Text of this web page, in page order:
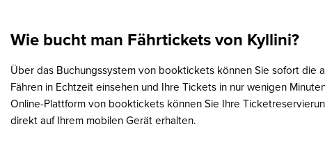
Wie bucht man Fährtickets von Kyllini?
Über das Buchungssystem von booktickets können Sie sofort die
Fähren in Echtzeit einsehen und Ihre Tickets in nur wenigen
Online-Plattform von booktickets können Sie Ihre
direkt auf Ihrem mobilen Gerät erhalten.